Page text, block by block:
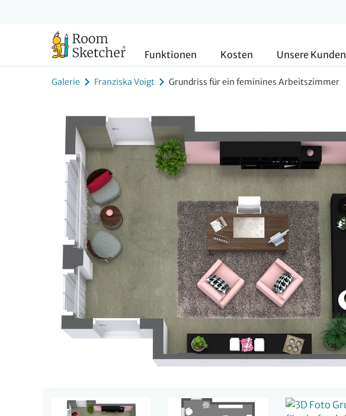
Funktionen Kosten Unsere Kunden
Galerie Franziska Voigt Grundriss für ein feminines Arbeitszimmer